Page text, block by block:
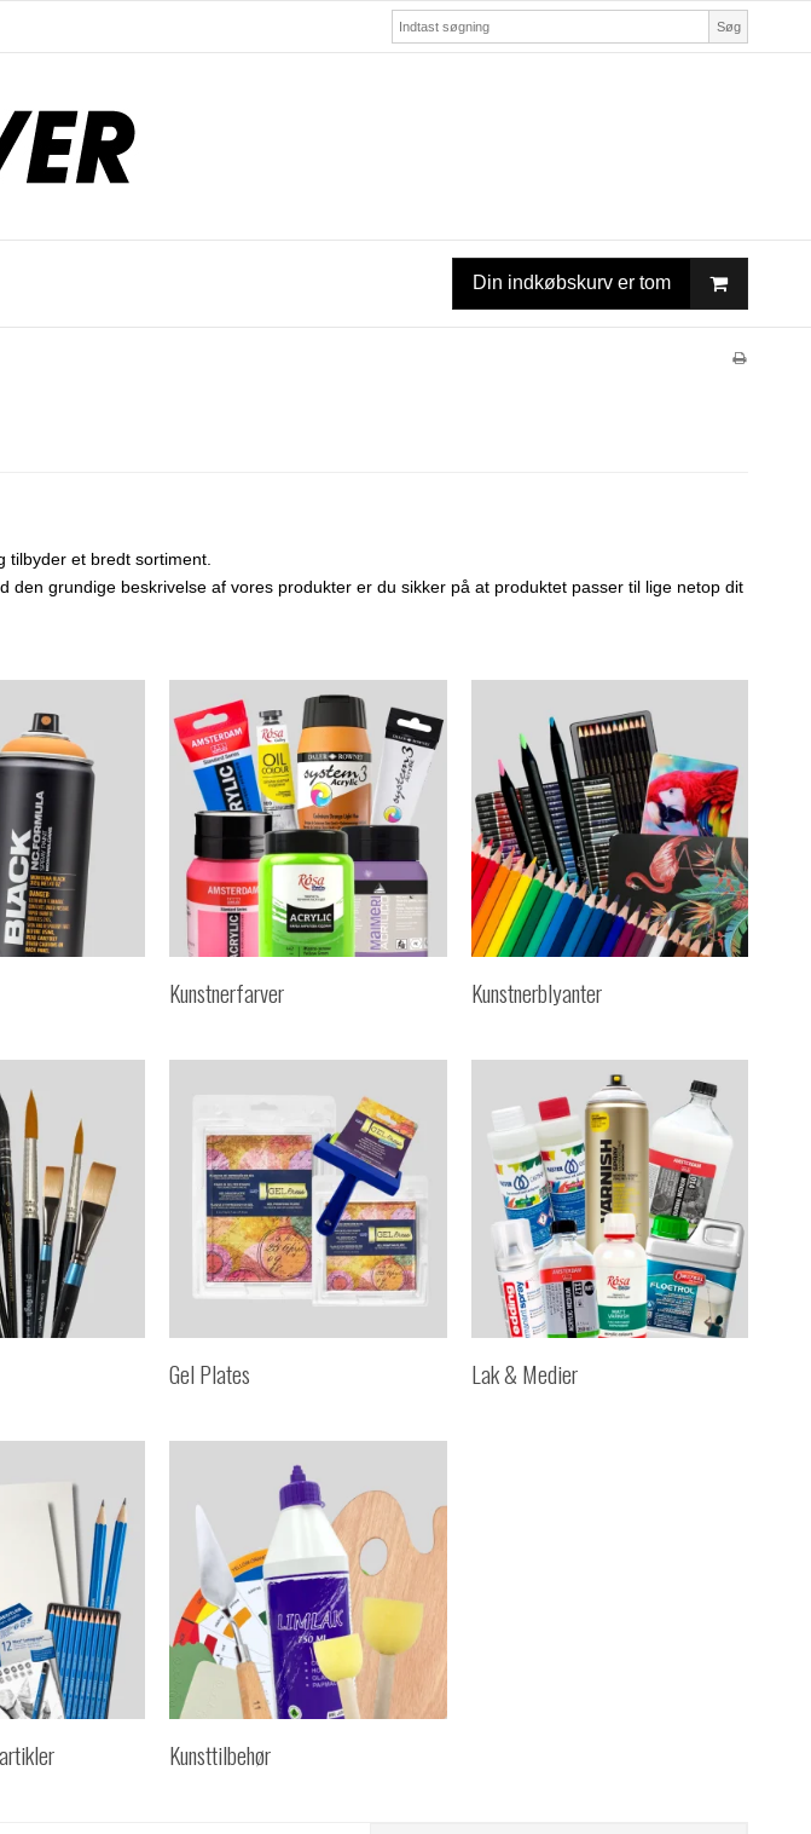
Søg
Din indkøbskurv er tom
tilbyder et bredt sortiment.
grundige beskrivelse af vores produkter er du sikker på at produktet passer til lige netop dit
Kunstnerfarver Kunstnerblyanter
Gel Plates Lak & Medier
Kunsttilbehør